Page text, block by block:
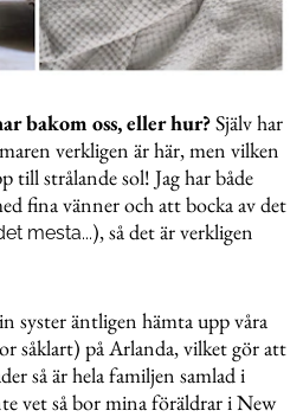
bakom oss, eller hur?Själv har
verkligen är här, men vilken
till strålande sol! Jag har både
fina vänner och att bocka av det
mesta...), så det är verkligen
syster äntligen hämta upp våra
såklart) på Arlanda, vilket gör att
så är hela familjen samlad i
vet så bor mina föräldrar i New